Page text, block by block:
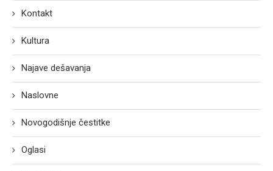
Kontakt
Kultura
Najave dešavanja
Naslovne
Novogodišnje čestitke
Oglasi